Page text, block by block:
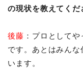
の現状を教えてくだ
後藤 ：プロとして
です。あとはみん
います。